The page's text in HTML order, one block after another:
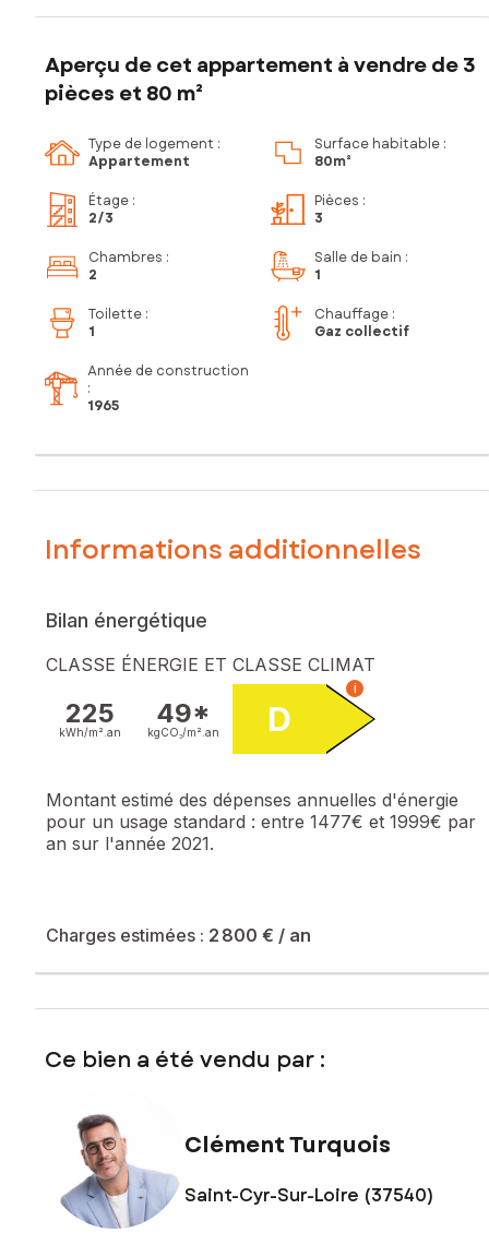
Aperçu de cet appartement à vendre de 3
pièces et 80 m²
Type de logement :
Appartement
Surface habitable :
80m²
Étage :
2/3
Pièces :
3
Chambres :
2
Salle de bain :
1
Toilette :
1
Chauffage :
Gaz collectif
Année de construction
:
1965
Informations additionnelles
Bilan énergétique
CLASSE ÉNERGIE ET CLASSE CLIMAT
225
kWh/m². an
49*
kgCO₂/m². an D
i
Montant estimé des dépenses annuelles d'énergie
pour un usage standard : entre 1477€ et 1999€ par
an sur l'année 2021.
Charges estimées : 2 800 € / an
Ce bien a été vendu par :
Clément Turquois
Saint-Cyr-Sur-Loire (37540)